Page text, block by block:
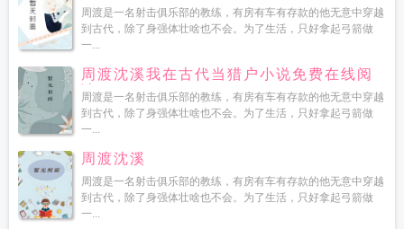
周渡是一名射击俱乐部的教练，有房有车有存款的他无意中穿越
到古代，除了身强体壮啥也不会。为了生活，只好拿起弓箭做
一...
周渡沈溪我在古代当猎户小说免费在线阅
读
周渡是一名射击俱乐部的教练，有房有车有存款的他无意中穿越
到古代，除了身强体壮啥也不会。为了生活，只好拿起弓箭做
一...
周渡沈溪
周渡是一名射击俱乐部的教练，有房有车有存款的他无意中穿越
到古代，除了身强体壮啥也不会。为了生活，只好拿起弓箭做
一...